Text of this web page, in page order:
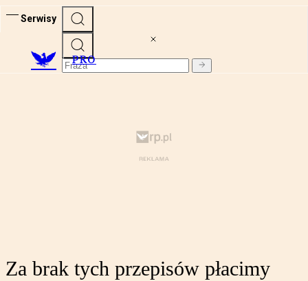
Serwisy
PRO
Za brak tych przepisów płacimy